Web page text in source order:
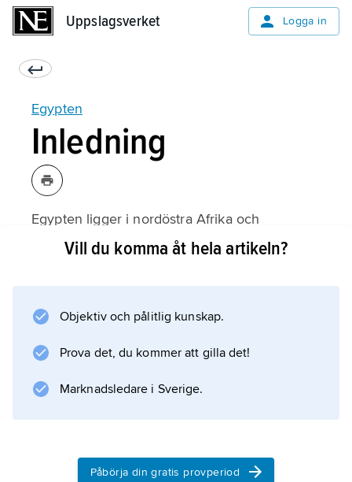
Uppslagsverket Logga in
Egypten
Inledning
Egypten ligger i nordöstra Afrika och
sydvästra Asien (Sinaihalvön). Landets
Information om artikeln
Vill du komma åt hela artikeln?
Objektiv och pålitlig kunskap.
Prova det, du kommer att gilla det!
Marknadsledare i Sverige.
Påbörja din gratis provperiod